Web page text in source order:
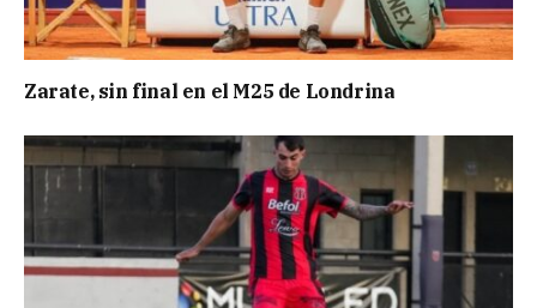
Zarate, sin final en el M25 de Londrina